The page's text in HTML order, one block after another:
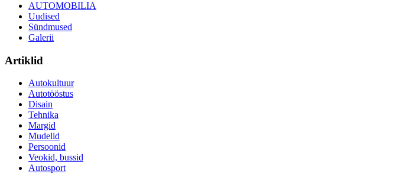
AUTOMOBILIA
Uudised
Sündmused
Galerii
Artiklid
Autokultuur
Autotööstus
Disain
Tehnika
Margid
Mudelid
Persoonid
Veokid, bussid
Autosport